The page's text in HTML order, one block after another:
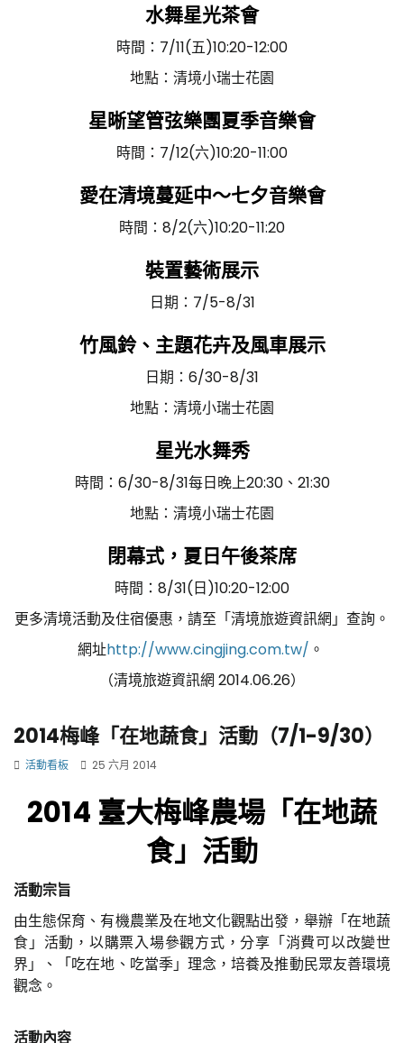
水舞星光茶會
時間：7/11(五)10:20-12:00
地點：清境小瑞士花園
星晰望管弦樂團夏季音樂會
時間：7/12(六)10:20-11:00
愛在清境蔓延中～七夕音樂會
時間：8/2(六)10:20-11:20
裝置藝術展示
日期：7/5-8/31
竹風鈴、主題花卉及風車展示
日期：6/30-8/31
地點：清境小瑞士花園
星光水舞秀
時間：6/30-8/31每日晚上20:30、21:30
地點：清境小瑞士花園
閉幕式，夏日午後茶席
時間：8/31(日)10:20-12:00
更多清境活動及住宿優惠，請至「清境旅遊資訊網」查詢。
網址http://www.cingjing.com.tw/ 。
（清境旅遊資訊網 2014.06.26）
2014梅峰「在地蔬食」活動（7/1-9/30）
活動看板 25 六月 2014
2014 臺大梅峰農場「在地蔬
食」活動
活動宗旨
由生態保育、有機農業及在地文化觀點出發，舉辦「在地蔬
食」活動，以購票入場參觀方式，分享「消費可以改變世
界」、「吃在地、吃當季」理念，培養及推動民眾友善環境
觀念。
活動內容